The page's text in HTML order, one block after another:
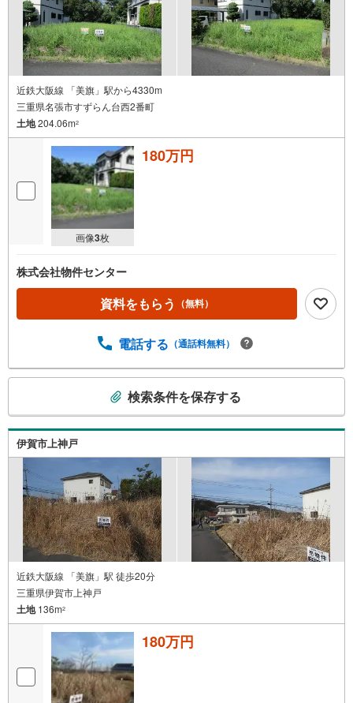
近鉄大阪線 「美旗」駅から4330m
三重県名張市すずらん台西2番町
土地204.06m2
画像3枚
180万円
株式会社物件センター
資料をもらう （無料）
電話する （通話料無料）
検
索
条
受
け
取
る
・
を
検索条件を保存する
伊賀市上神戸
近鉄大阪線 「美旗」駅 徒歩20分
三重県伊賀市上神戸
土地136m2
180万円